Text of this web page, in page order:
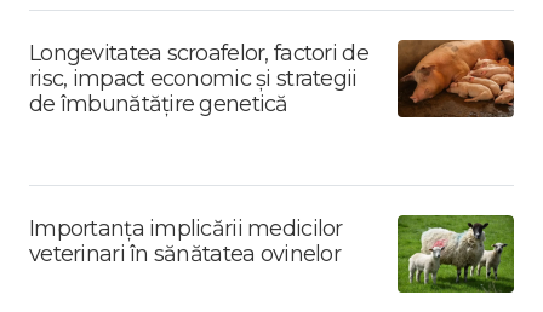
Longevitatea scroafelor, factori de
risc, impact economic și strategii
de îmbunătățire genetică
Importanța implicării medicilor
veterinari în sănătatea ovinelor